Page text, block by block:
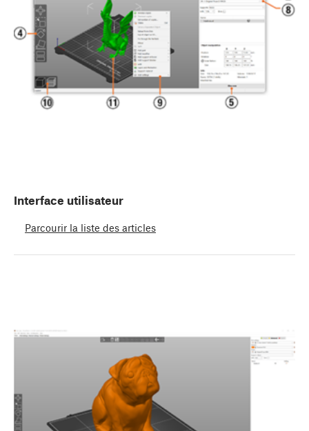
Interface utilisateur
Parcourir la liste des articles